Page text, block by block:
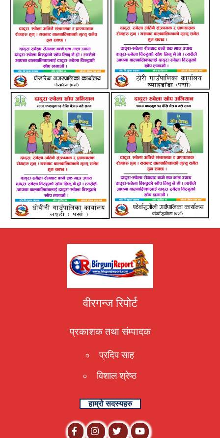
वीरगन्ज रिपोर्ट
प्रकाशक तथा संम्पादक
प्रदिप साह
विशाल श्रेष्ठ
हाम्रो सदस्यहरु